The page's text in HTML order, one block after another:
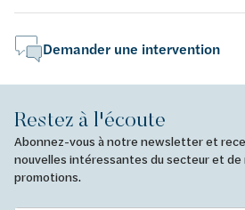
Demander une intervention
Restez à l'écoute
Abonnez-vous à notre newsletter et
nouvelles intéressantes du secteur et
promotions.